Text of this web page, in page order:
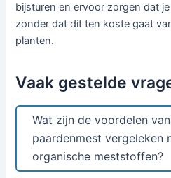
bijsturen en ervoor zorgen dat
zonder dat dit ten koste gaat
planten.
Vaak gestelde
Wat zijn de voordelen
paardenmest vergeleken
organische meststoffen?